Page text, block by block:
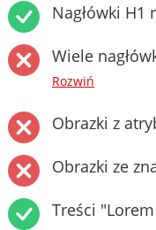
Nagłówki H1
Wiele
Rozwiń
Obrazki z
Obrazki ze
Treści